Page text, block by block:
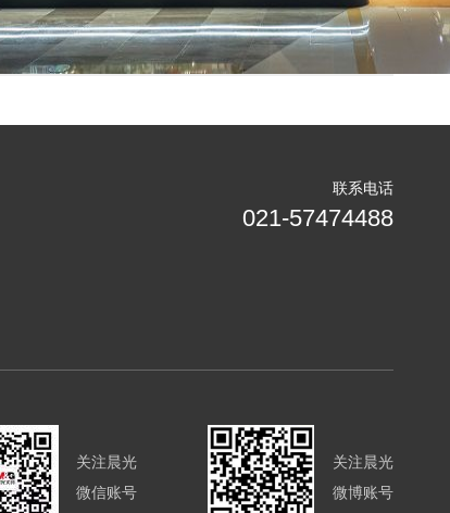
联系电话
021-57474488
关注晨光
微信账号
关注晨光
微博账号